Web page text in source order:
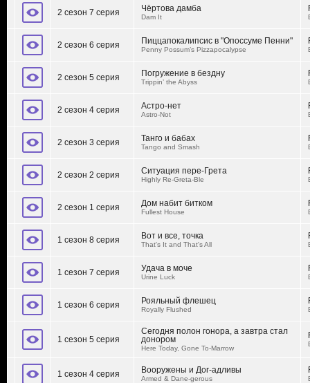
2 сезон 7 серия Чёртова дамба
Dam It
2 сезон 6 серия Пиццапокалипсис в "Опоссуме Пенни"
Penny Possum’s Pizzapocalypse
2 сезон 5 серия Погружение в бездну
Trippin’ the Abyss
2 сезон 4 серия Астро-нет
Astro-Not
2 сезон 3 серия Танго и бабах
Tango and Smash
2 сезон 2 серия Ситуация пере-Грета
Highly Re-Greta-Ble
2 сезон 1 серия Дом набит битком
Fullest House
1 сезон 8 серия Вот и все, точка
That's It and That's All
1 сезон 7 серия Удача в моче
Urine Luck
1 сезон 6 серия Рояльный флешец
Royally Flushed
1 сезон 5 серия
Сегодня полон гонора, а завтра стал
донором
Here Today, Gone To-Marrow
1 сезон 4 серия Вооружены и Дог-адливы
Armed & Dane-gerous